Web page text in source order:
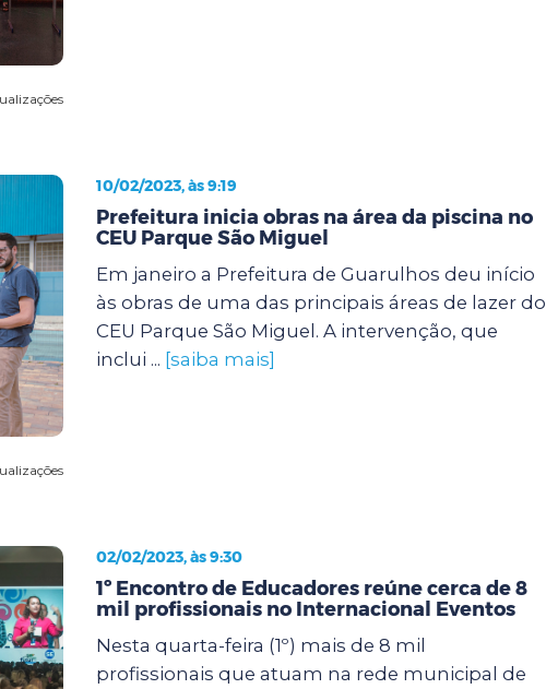
10/02/2023, às 9:19
Prefeitura inicia obras na área da piscina no
CEU Parque São Miguel
Em janeiro a Prefeitura de Guarulhos deu início
às obras de uma das principais áreas de lazer do
CEU Parque São Miguel. A intervenção, que
inclui ... [saiba mais]
02/02/2023, às 9:30
1º Encontro de Educadores reúne cerca de 8
mil profissionais no Internacional Eventos
Nesta quarta-feira (1º) mais de 8 mil
profissionais que atuam na rede municipal de